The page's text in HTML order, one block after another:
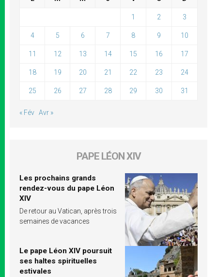
1 2 3
4 5 6 7 8 9 10
11 12 13 14 15 16 17
18 19 20 21 22 23 24
25 26 27 28 29 30 31
« Fév Avr »
PAPE LÉON XIV
Les prochains grands
rendez-vous du pape Léon
XIV
De retour au Vatican, après trois
semaines de vacances
Le pape Léon XIV poursuit
ses haltes spirituelles
estivales